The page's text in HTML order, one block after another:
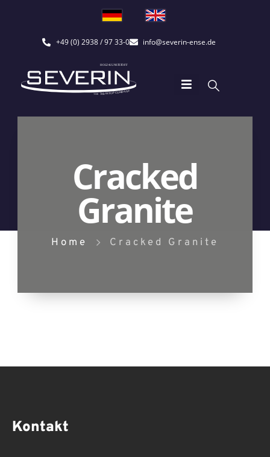
+49 (0) 2938 / 97 33-0 info@severin-ense.de
Cracked
Granite
Home Cracked Granite
Kontakt